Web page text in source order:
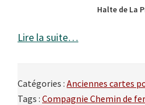
Halte de La
Lire la suite…
Catégories : Anciennes cartes
Tags : Compagnie Chemin de